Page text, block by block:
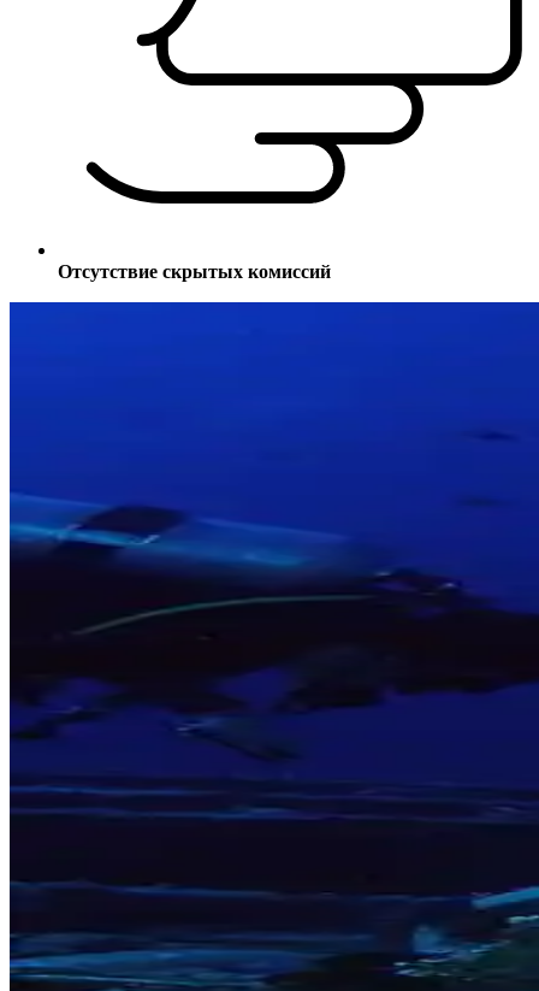
Отсутствие скрытых комиссий